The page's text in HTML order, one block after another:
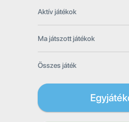
Aktív játékok
Ma játszott játékok
Összes játék